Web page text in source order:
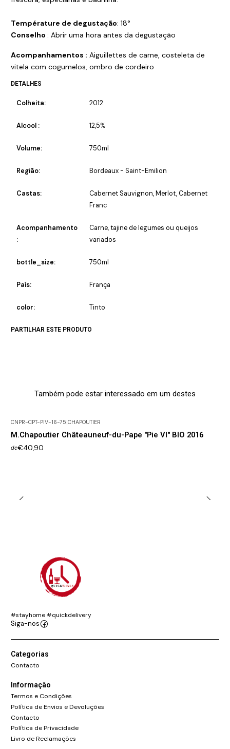
Température de degustação: 18°
Conselho : Abrir uma hora antes da degustação
Acompanhamentos : Aiguillettes de carne, costeleta de
vitela com cogumelos, ombro de cordeiro
DETALHES
Colheita: 2012
Alcool : 12,5%
Volume: 750ml
Região: Bordeaux - Saint-Emilion
Castas:
Cabernet Sauvignon, Merlot, Cabernet
Franc
Acompanhamento
:
Carne, tajine de legumes ou queijos
variados
bottle_size: 750ml
País: França
color: Tinto
PARTILHAR ESTE PRODUTO
Também pode estar interessado em um destes
CNPR-CPT-PIV-16-75 CHAPOUTIER
M.Chapoutier Châteauneuf-du-Pape "Pie VI" BIO 2016
de€40,90
#stayhome #quickdelivery
Siga-nos
Categorias
Contacto
Informação
Termos e Condições
Política de Envios e Devoluções
Contacto
Política de Privacidade
Livro de Reclamações